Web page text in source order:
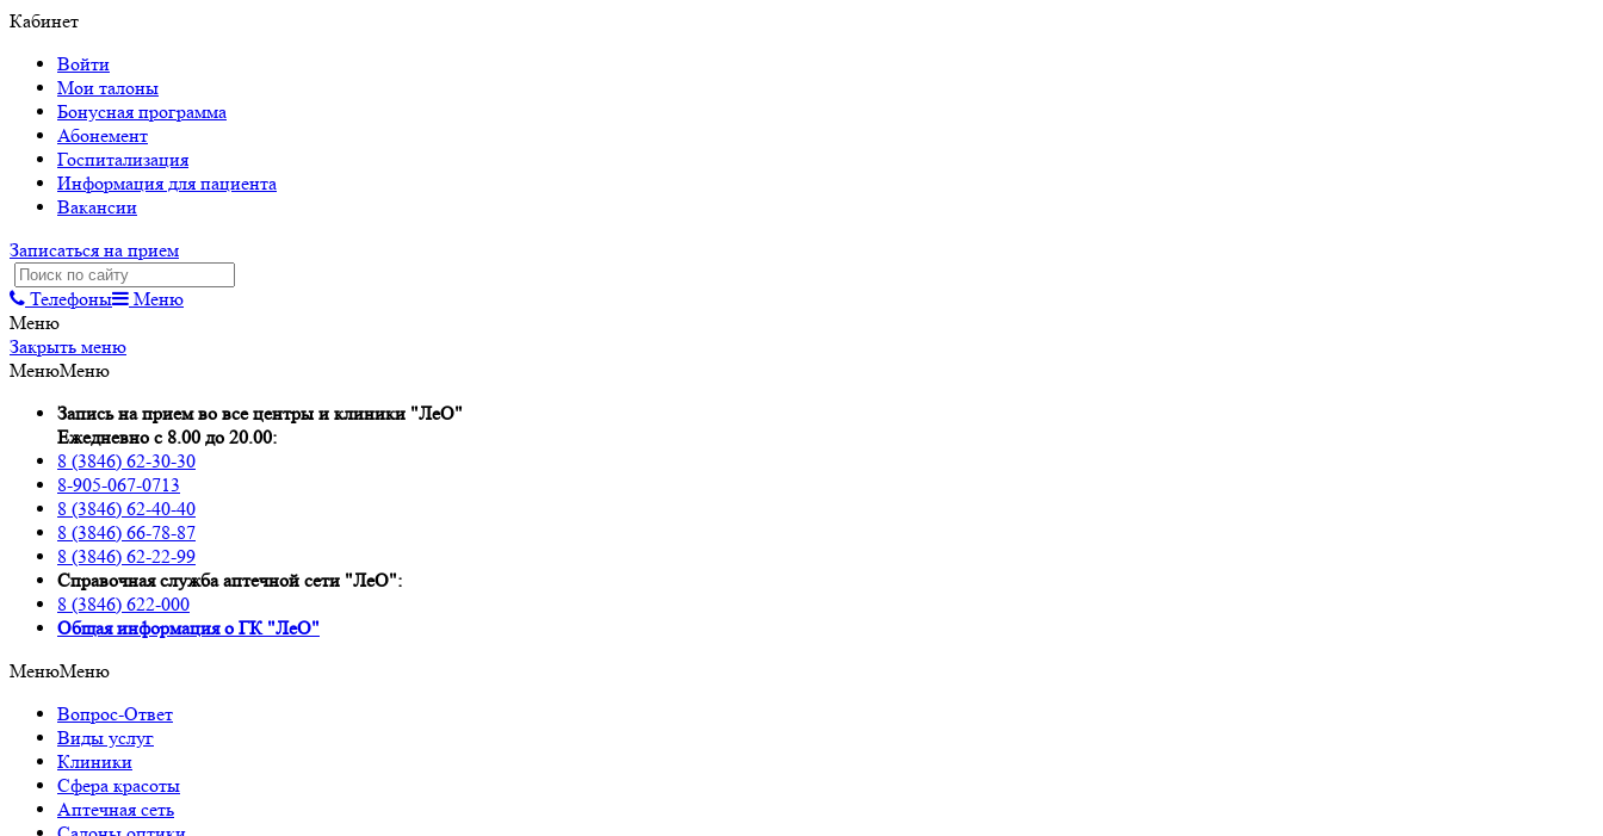
Кабинет
Войти
Мои талоны
Бонусная программа
Абонемент
Госпитализация
Информация для пациента
Вакансии
Записаться на прием
Телефоны
Меню
Меню
Закрыть меню
МенюМеню
Запись на прием во все центры и клиники "ЛеО"
Ежедневно с 8.00 до 20.00:
8 (3846) 62-30-30
8-905-067-0713
8 (3846) 62-40-40
8 (3846) 66-78-87
8 (3846) 62-22-99
Справочная служба аптечной сети "ЛеО":
8 (3846) 622-000
Oбщая информация о ГК "ЛеО"
МенюМеню
Вопрос-Ответ
Виды услуг
Клиники
Сфера красоты
Аптечная сеть